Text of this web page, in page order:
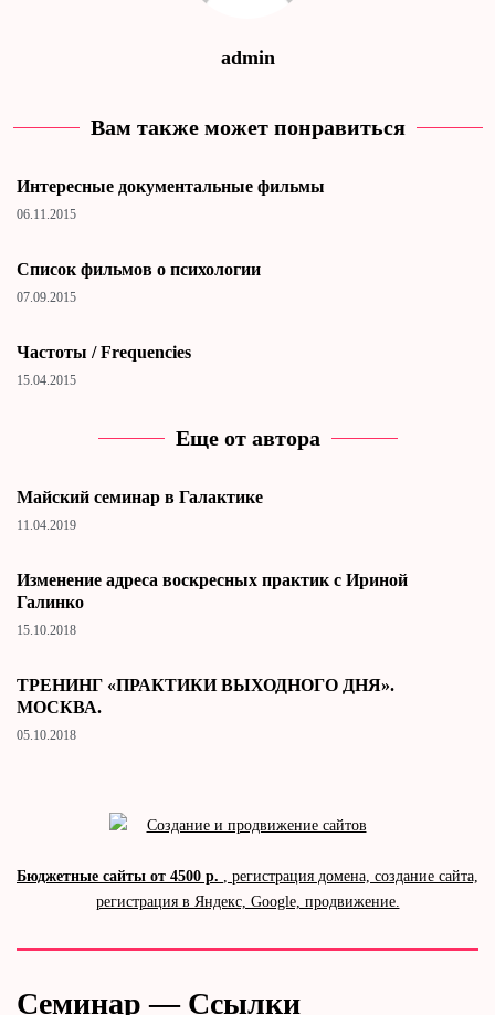
admin
Вам также может понравиться
Интересные документальные фильмы
06.11.2015
Cписок фильмов о психологии
07.09.2015
Частоты / Frequencies
15.04.2015
Еще от автора
Майский семинар в Галактике
11.04.2019
Изменение адреса воскресных практик с Ириной
Галинко
15.10.2018
ТРЕНИНГ «ПРАКТИКИ ВЫХОДНОГО ДНЯ».
МОСКВА.
05.10.2018
Бюджетные сайты от 4500 р.
, регистрация домена, создание сайта,
регистрация в Яндекс, Google, продвижение.
Семинар — Ссылки